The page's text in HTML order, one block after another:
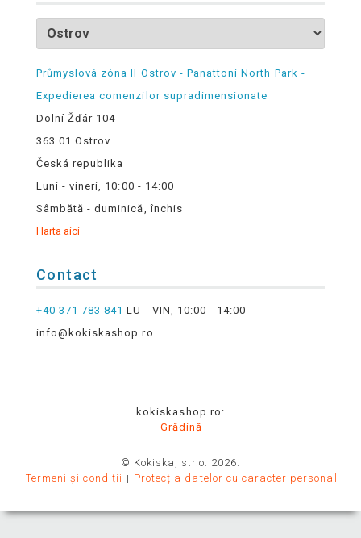
Průmyslová zóna II Ostrov - Panattoni North Park -
Expedierea comenzilor supradimensionate
Dolní Žďár 104
363 01 Ostrov
Česká republika
Luni - vineri, 10:00 - 14:00
Sâmbătă - duminică, închis
Harta aici
Contact
+40 371 783 841 LU - VIN, 10:00 - 14:00
info@kokiskashop.ro
kokiskashop.ro:
Grădină
© Kokiska, s.r.o. 2026.
Termeni și condiții
Protecția datelor cu caracter personal